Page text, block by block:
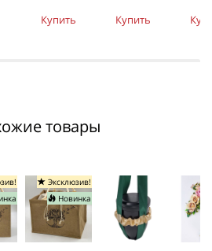
Купить Купить
товары
Эксклюзив!
Новинка